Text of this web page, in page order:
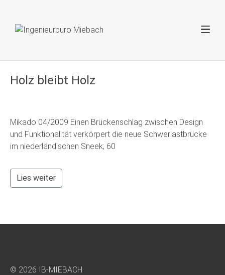
Holz bleibt Holz
Mikado 04/2009 Einen Brückenschlag zwischen Design
und Funktionalität verkörpert die neue Schwerlastbrücke
im niederländischen Sneek; 60
Lies weiter
© 2026 IB-MIEBACH